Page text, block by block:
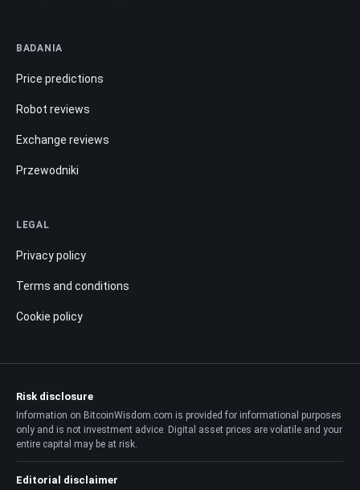
BADANIA
Price predictions
Robot reviews
Exchange reviews
Przewodniki
LEGAL
Privacy policy
Terms and conditions
Cookie policy
Risk disclosure
Information on BitcoinWisdom.com is provided for informational purposes
only and is not investment advice. Digital asset prices are volatile and your
entire capital may be at risk.
Editorial disclaimer